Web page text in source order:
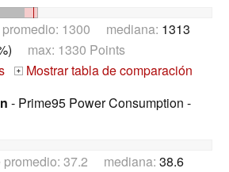
1300 mediana: 1313
max: 1330 Points
+
Mostrar tabla de comparación
- Prime95 Power Consumption -
37.2 mediana: 38.6